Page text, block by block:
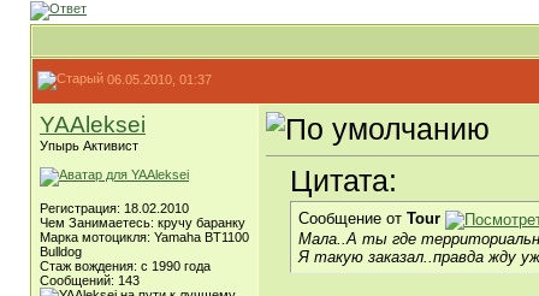
06.05.2010, 01:37
YAAleksei
Упырь Активист
Регистрация: 18.02.2010
Чем Занимаетесь: кручу баранку
Марка мотоцикля: Yamaha BT1100
Bulldog
Стаж вождения: с 1990 года
Сообщений: 143
Цитата:
Сообщение от Tour
Мала..А ты где
Я такую заказал..правда жду